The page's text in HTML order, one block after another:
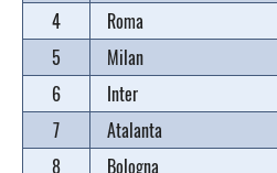
4
Roma
5
Milan
6
Inter
7
Atalanta
8
Bologna